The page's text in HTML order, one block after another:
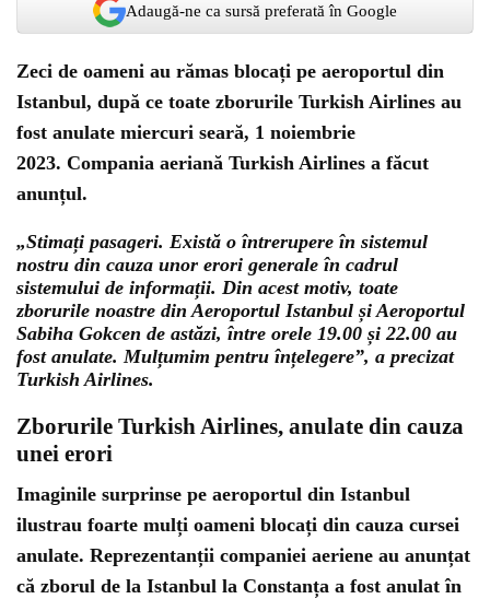
Adaugă-ne ca sursă preferată în Google
Zeci de oameni au rămas blocați pe aeroportul din
Istanbul, după ce toate zborurile Turkish Airlines au
fost anulate miercuri seară, 1 noiembrie
2023. Compania aeriană Turkish Airlines a făcut
anunțul.
„Stimați pasageri. Există o întrerupere în sistemul
nostru din cauza unor erori generale în cadrul
sistemului de informații. Din acest motiv, toate
zborurile noastre din Aeroportul Istanbul și Aeroportul
Sabiha Gokcen de astăzi, între orele 19.00 și 22.00 au
fost anulate. Mulțumim pentru înțelegere”, a precizat
Turkish Airlines.
Zborurile Turkish Airlines, anulate din cauza
unei erori
Imaginile surprinse pe aeroportul din Istanbul
ilustrau foarte mulți oameni blocați din cauza cursei
anulate. Reprezentanții companiei aeriene au anunțat
că zborul de la Istanbul la Constanța a fost anulat în